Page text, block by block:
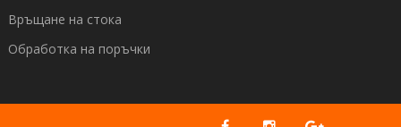
Връщане на стока
Обработка на поръчки